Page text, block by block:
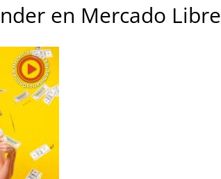
en Mercado Libre